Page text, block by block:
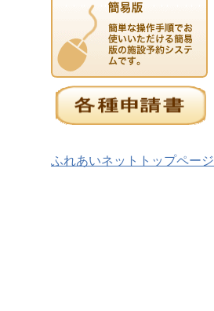
ふれあいネットトップページ